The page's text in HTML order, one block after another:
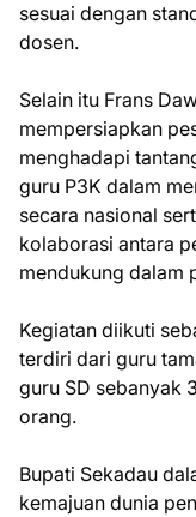
sesuai dengan
dosen.
Selain itu Frans
mempersiapkan
menghadapi
guru P3K dalam
secara nasional
kolaborasi antara
mendukung dalam
Kegiatan diikuti
terdiri dari guru
guru SD sebanyak
orang.
Bupati Sekadau
kemajuan dunia